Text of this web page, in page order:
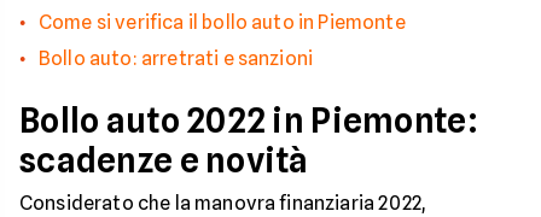
Come si verifica il bollo auto in Piemonte
Bollo auto: arretrati e sanzioni
Bollo auto 2022 in Piemonte:
scadenze e novità
Considerato che la manovra finanziaria 2022,